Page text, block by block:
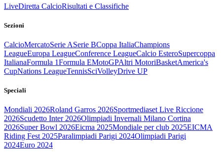
LiveDiretta CalcioRisultati e Classifiche
Sezioni
CalcioMercatoSerie ASerie BCoppa ItaliaChampions
LeagueEuropa LeagueConference LeagueCalcio EsteroSupercoppa
ItalianaFormula 1Formula EMotoGPAltri MotoriBasketAmerica's
CupNations LeagueTennisSciVolleyDrive UP
Speciali
Mondiali 2026Roland Garros 2026Sportmediaset Live Riccione
2026Scudetto Inter 2026Olimpiadi Invernali Milano Cortina
2026Super Bowl 2026Eicma 2025Mondiale per club 2025EICMA
Riding Fest 2025Paralimpiadi Parigi 2024Olimpiadi Parigi
2024Euro 2024